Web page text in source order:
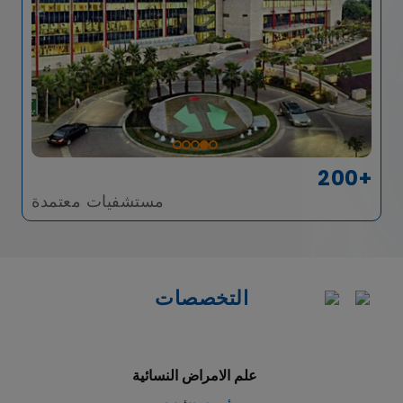
200+
مستشفيات معتمدة
التخصصات
طب القلب و جراحة القلب والصدر